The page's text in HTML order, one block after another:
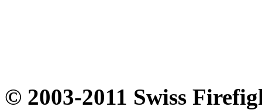
© 2003-2011 Swiss